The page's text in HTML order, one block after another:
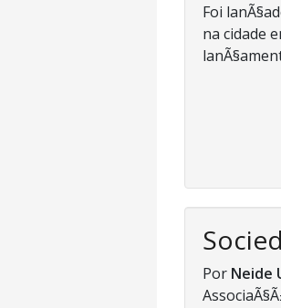
Foi
na cidade
Por Neide